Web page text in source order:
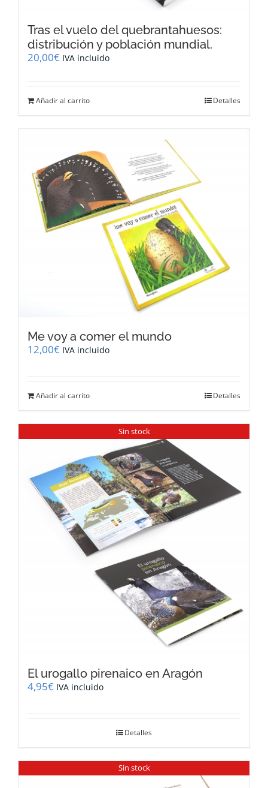
Tras el vuelo del quebrantahuesos:
distribución y población mundial.
20,00€ IVA incluido
Añadir al carrito Detalles
Me voy a comer el mundo
12,00€ IVA incluido
Añadir al carrito Detalles
Sin stock
El urogallo pirenaico en Aragón
4,95€ IVA incluido
Detalles
Sin stock